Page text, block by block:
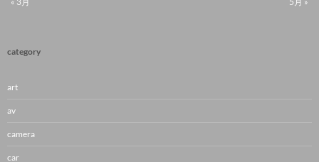
category
art
av
camera
car